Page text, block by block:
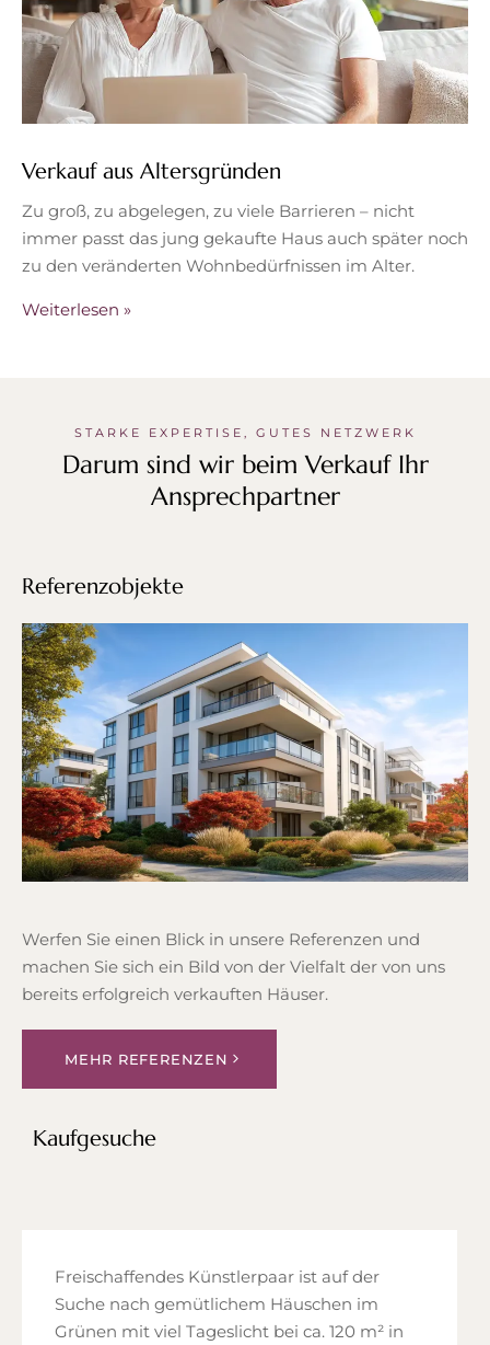
Verkauf aus Altersgründen
Zu groß, zu abgelegen, zu viele Barrieren – nicht
immer passt das jung gekaufte Haus auch später noch
zu den veränderten Wohnbedürfnissen im Alter.
Weiterlesen »
STARKE EXPERTISE, GUTES NETZWERK
Darum sind wir beim Verkauf Ihr
Ansprechpartner
Referenzobjekte
Werfen Sie einen Blick in unsere Referenzen und
machen Sie sich ein Bild von der Vielfalt der von uns
bereits erfolgreich verkauften Häuser.
MEHR REFERENZEN
Kaufgesuche
Freischaffendes Künstlerpaar ist auf der
Suche nach gemütlichem Häuschen im
Grünen mit viel Tageslicht bei ca. 120 m² in